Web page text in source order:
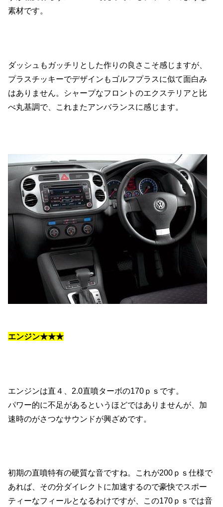
素材です。
ダッシュもガッチリとした作りの良さこそ感じますが、
プラスチッキーでデザインもゴルフプラスに似て面白み
はありません。シャープなフロントのエクステリアと比
べ丸基調で、これまたアンバランスに感じます。
エンジン★★★
エンジンは直４、2.0直噴ターボの170ｐｓです。
パワー的に不足があるというほどではありませんが、加
速時のがさつなサウンドが興ざめです。
初期の直噴特有の硬質な音ですね。これが200ｐｓ仕様で
あれば、その分ダイレクトに加速するので豪快でスポー
ティーなフィールとなるわけですが、この170ｐｓでは音